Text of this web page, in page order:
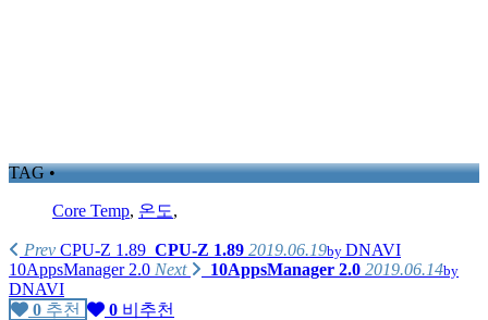
TAG •
Core Temp, 온도,
Prev CPU-Z 1.89 CPU-Z 1.89 2019.06.19by DNAVI
10AppsManager 2.0 Next 10AppsManager 2.0 2019.06.14by
DNAVI
0 추천 0 비추천